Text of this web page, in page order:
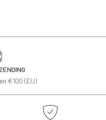
€100 (EU)